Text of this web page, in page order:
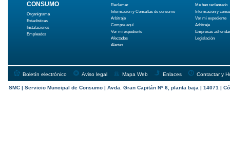
CONSUMO
Organigrama
Estadísticas
Instalaciones
Empleados
Reclamar
Información y Consultas de consumo
Arbitraje
Compre aquí
Ver mi expediente
Afectados
Alertas
Me han reclamado
Información y
Ver mi expediente
Arbitraje
Empresas
Legislación
Boletín electrónico Aviso legal Mapa Web Enlaces Contactar y
SMC | Servicio Muncipal de Consumo | Avda. Gran Capitán Nº 6, planta baja | 14071 |